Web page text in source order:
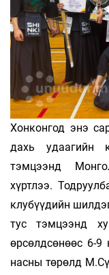
Хонконгод энэ
дахь удаагийн
тэмцээнд
хүртлээ.
клубүүдийн
тус тэмцээнд
өрсөлдсөнөөс 6-
насны төрөлд